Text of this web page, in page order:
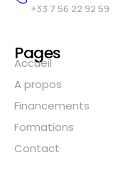
+33 7 56 22 92 59
Pages
Accueil
A propos
Financements
Formations
Contact